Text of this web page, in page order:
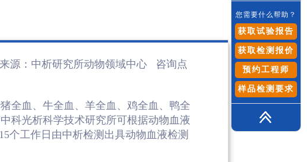
源： 中析研究所动物领域中心 咨询点
全血、牛全血、羊全血、鸡全血、鸭全
科光析科学技术研究所可根据动物血液
个工作日由中析检测出具动物血液检测
您需要什么帮助？
获取试验报告
获取检测报价
预约工程师
样品检测要求